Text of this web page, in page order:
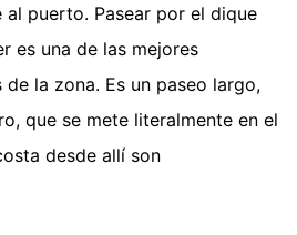
al puerto. Pasear por el dique
es una de las mejores
la zona. Es un paseo largo,
que se mete literalmente en el
desde allí son